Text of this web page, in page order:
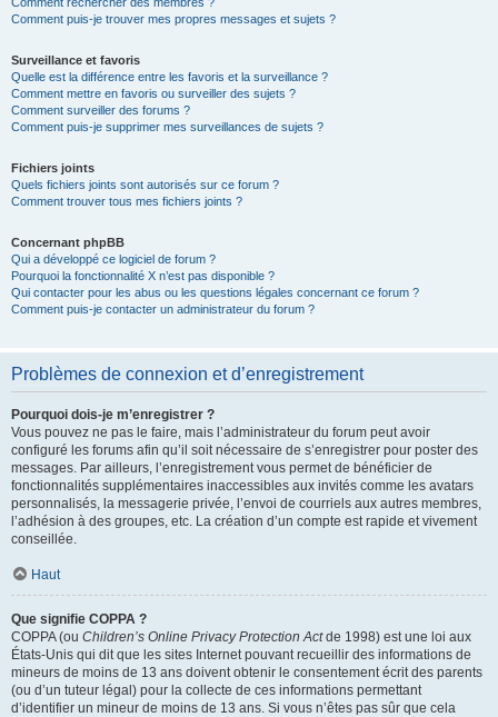
Comment puis-je trouver mes propres messages et sujets ?
Surveillance et favoris
Quelle est la différence entre les favoris et la surveillance ?
Comment mettre en favoris ou surveiller des sujets ?
Comment surveiller des forums ?
Comment puis-je supprimer mes surveillances de sujets ?
Fichiers joints
Quels fichiers joints sont autorisés sur ce forum ?
Comment trouver tous mes fichiers joints ?
Concernant phpBB
Qui a développé ce logiciel de forum ?
Pourquoi la fonctionnalité X n’est pas disponible ?
Qui contacter pour les abus ou les questions légales concernant ce forum ?
Comment puis-je contacter un administrateur du forum ?
Problèmes de connexion et d’enregistrement
Pourquoi dois-je m’enregistrer ?
Vous pouvez ne pas le faire, mais l’administrateur du forum peut avoir
configuré les forums afin qu’il soit nécessaire de s’enregistrer pour poster des
messages. Par ailleurs, l’enregistrement vous permet de bénéficier de
fonctionnalités supplémentaires inaccessibles aux invités comme les avatars
personnalisés, la messagerie privée, l’envoi de courriels aux autres membres,
l’adhésion à des groupes, etc. La création d’un compte est rapide et vivement
conseillée.
Haut
Que signifie COPPA ?
COPPA (ou Children’s Online Privacy Protection Actde 1998) est une loi aux
États-Unis qui dit que les sites Internet pouvant recueillir des informations de
mineurs de moins de 13 ans doivent obtenir le consentement écrit des parents
(ou d’un tuteur légal) pour la collecte de ces informations permettant
d’identifier un mineur de moins de 13 ans. Si vous n’êtes pas sûr que cela